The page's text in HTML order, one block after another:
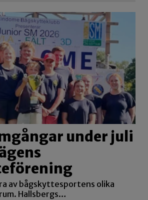
under juli
av bågskyttesportens olika
Hallsbergs…